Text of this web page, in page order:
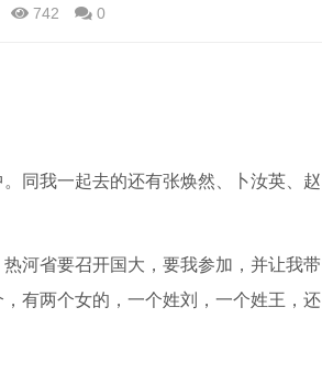
742 0
同我一起去的还有张焕然、卜汝英、赵
河省要召开国大，要我参加，并让我带
有两个女的，一个姓刘，一个姓王，还